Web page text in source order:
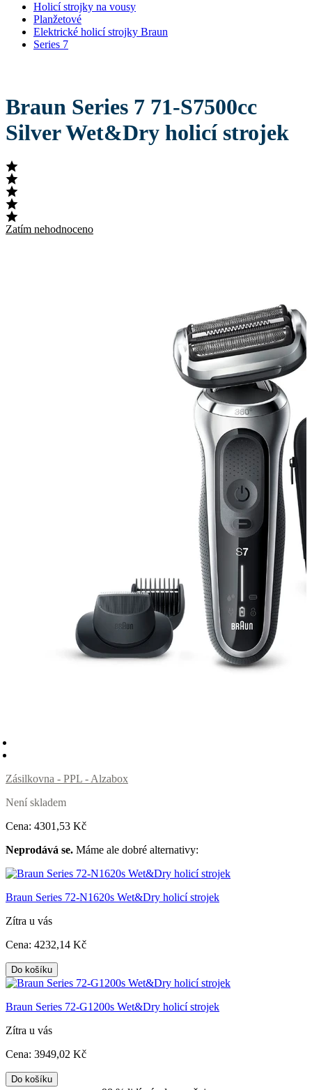
Holicí strojky na vousy
Planžetové
Elektrické holicí strojky Braun
Series 7
Braun Series 7 71-S7500cc
Silver Wet&Dry holicí strojek
Zatím nehodnoceno
Zásilkovna - PPL - Alzabox
Není skladem
Cena: 4301 ,53 Kč
Neprodává se. Máme ale dobré alternativy:
Braun Series 72-N1620s Wet&Dry holicí strojek
Zítra u vás
Cena: 4232,14 Kč
Do košíku
Braun Series 72-G1200s Wet&Dry holicí strojek
Zítra u vás
Cena: 3949,02 Kč
Do košíku